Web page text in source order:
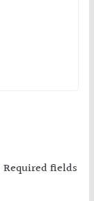
Required fields